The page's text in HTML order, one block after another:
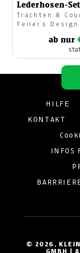
Lederhosen-Set
Trachten &
Feiler`s Design
ab nur
© 2026,
GMBH |
HILFE
KONTAKT
INFOS